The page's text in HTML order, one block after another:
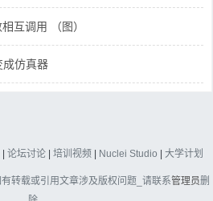
互调用 （图）
成仿真器
| 论坛讨论 | 培训视频 | Nuclei Studio | 大学计划
转载或引用文章涉及版权问题_请联系管理员删